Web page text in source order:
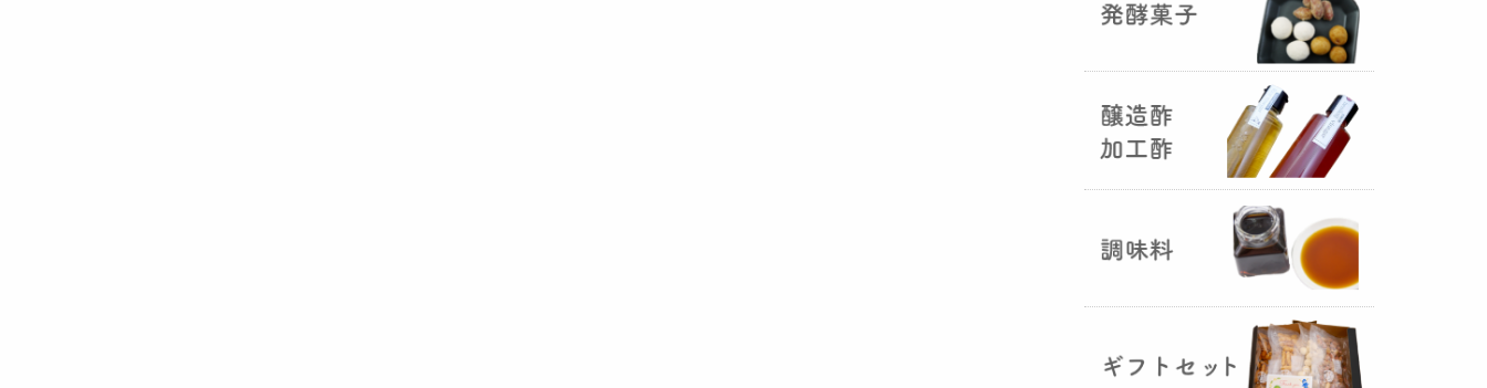
の旨みと、白麹から生成される天
然のクエン酸（酸味）が良き製品
を創出してくれることです。塩麹
作りや米麹や大麦麹とブレンドし
ての味噌作りなど、次の食のステ
ージに・・・
R6年 クロ黒麹が出来ました
♪（2025年01月15日）